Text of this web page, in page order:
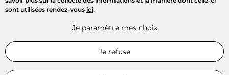
sont utilisées rendez-vous ici.
Je paramètre mes choix
Je refuse